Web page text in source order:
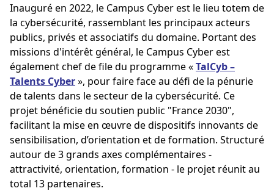
Inauguré en 2022, le Campus Cyber est le lieu totem de
la cybersécurité, rassemblant les principaux acteurs
publics, privés et associatifs du domaine. Portant des
missions d'intérêt général, le Campus Cyber est
également chef de file du programme «TalCyb –
Talents Cyber», pour faire face au défi de la pénurie
de talents dans le secteur de la cybersécurité. Ce
projet bénéficie du soutien public "France 2030",
facilitant la mise en œuvre de dispositifs innovants de
sensibilisation, d’orientation et de formation. Structuré
autour de 3 grands axes complémentaires -
attractivité, orientation, formation - le projet réunit au
total 13 partenaires.